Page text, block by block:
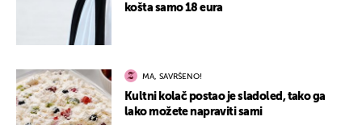
košta samo 18 eura
MA, SAVRŠENO!
Kultni kolač postao je sladoled, tako ga
lako možete napraviti sami